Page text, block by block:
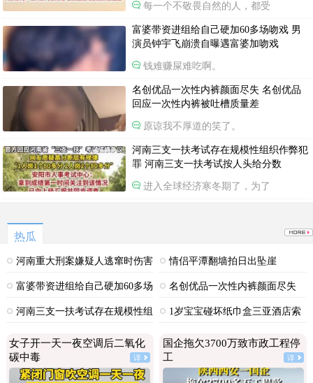
每一个不敬畏自然的人，都受
富婆带资进组给自己硬加60多场吻戏 男
演员钟宇飞崩溃自曝遇富婆加吻戏
钱难赚屎难吃啊。
名创优品一次性内裤颜面尽失 名创优品
回应一次性内裤被吐槽质量差
原谅我不厚道的笑了。
河南三支一扶考试存在规模性组织作弊犯
罪 河南三支一扶考试按人头给分数
进入全球经济寒冬期了，为了
热瓜
河南重大刑案嫌疑人逃窜时伤害
多人
情侣平潭翻墙拍日出坠崖
富婆带资进组给自己硬加60多场
吻戏
名创优品一次性内裤颜面尽失
河南三支一扶考试存在规模性组
1岁宝宝碰坏纸巾盒三亚酒店索
女子开一天一夜空调后二氧化
碳中毒
详
国企拖欠3700万致市政工程停
工
详